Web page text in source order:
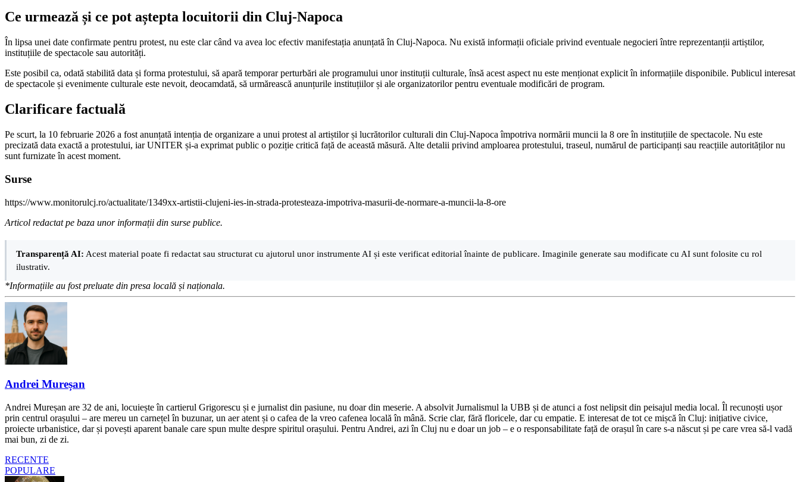
Ce urmează și ce pot aștepta locuitorii din Cluj-Napoca
În lipsa unei date confirmate pentru protest, nu este clar când va avea loc efectiv manifestația anunțată în Cluj-Napoca. Nu există informații oficiale privind eventuale negocieri între reprezentanții artiștilor,
instituțiile de spectacole sau autorități.
Este posibil ca, odată stabilită data și forma protestului, să apară temporar perturbări ale programului unor instituții culturale, însă acest aspect nu este menționat explicit în informațiile disponibile. Publicul interesat
de spectacole și evenimente culturale este nevoit, deocamdată, să urmărească anunțurile instituțiilor și ale organizatorilor pentru eventuale modificări de program.
Clarificare factuală
Pe scurt, la 10 februarie 2026 a fost anunțată intenția de organizare a unui protest al artiștilor și lucrătorilor culturali din Cluj-Napoca împotriva normării muncii la 8 ore în instituțiile de spectacole. Nu este
precizată data exactă a protestului, iar UNITER și-a exprimat public o poziție critică față de această măsură. Alte detalii privind amploarea protestului, traseul, numărul de participanți sau reacțiile autorităților nu
sunt furnizate în acest moment.
Surse
https://www.monitorulcj.ro/actualitate/1349xx-artistii-clujeni-ies-in-strada-protesteaza-impotriva-masurii-de-normare-a-muncii-la-8-ore
Articol redactat pe baza unor informații din surse publice.
Transparență AI: Acest material poate fi redactat sau structurat cu ajutorul unor instrumente AI și este verificat editorial înainte de publicare. Imaginile generate sau modificate cu AI sunt folosite cu rol
ilustrativ.
*Informațiile au fost preluate din presa locală și naționala.
Andrei Mureșan
Andrei Mureșan are 32 de ani, locuiește în cartierul Grigorescu și e jurnalist din pasiune, nu doar din meserie. A absolvit Jurnalismul la UBB și de atunci a fost nelipsit din peisajul media local. Îl recunoști ușor
prin centrul orașului – are mereu un carnețel în buzunar, un aer atent și o cafea de la vreo cafenea locală în mână. Scrie clar, fără floricele, dar cu empatie. E interesat de tot ce mișcă în Cluj: inițiative civice,
proiecte urbanistice, dar și povești aparent banale care spun multe despre spiritul orașului. Pentru Andrei, azi în Cluj nu e doar un job – e o responsabilitate față de orașul în care s-a născut și pe care vrea să-l vadă
mai bun, zi de zi.
RECENTE
POPULARE